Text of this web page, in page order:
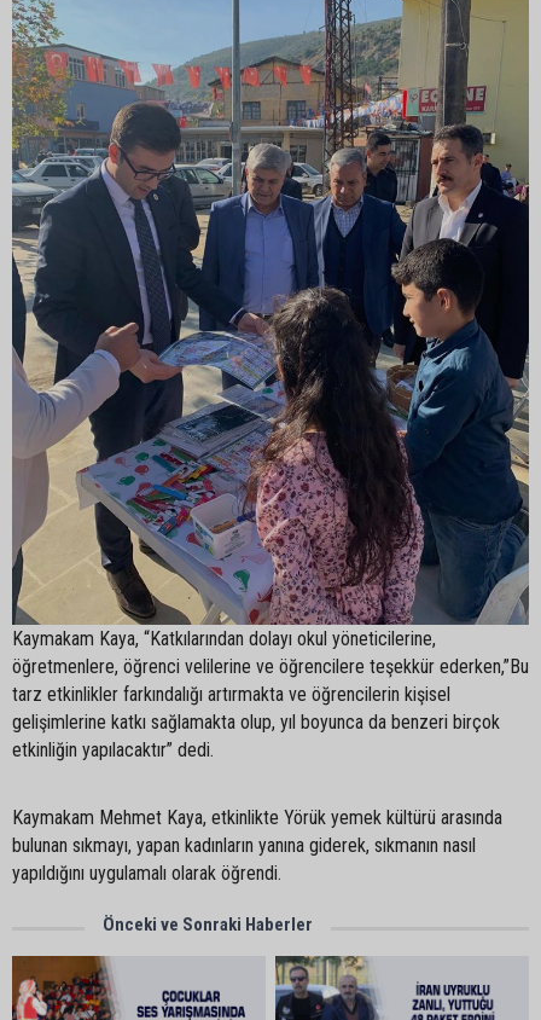
Kaymakam Kaya, “Katkılarından dolayı okul yöneticilerine,
öğretmenlere, öğrenci velilerine ve öğrencilere teşekkür ederken,”Bu
tarz etkinlikler farkındalığı artırmakta ve öğrencilerin kişisel
gelişimlerine katkı sağlamakta olup, yıl boyunca da benzeri birçok
etkinliğin yapılacaktır” dedi.
Kaymakam Mehmet Kaya, etkinlikte Yörük yemek kültürü arasında
bulunan sıkmayı, yapan kadınların yanına giderek, sıkmanın nasıl
yapıldığını uygulamalı olarak öğrendi.
Önceki ve Sonraki Haberler